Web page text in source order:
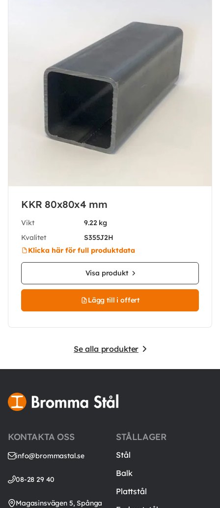
KKR 80x80x4 mm
Vikt
9.22 kg
Kvalitet
S355J2H
Klicka här för full produktdata
Visa produkt
Lägg till i offert
Se alla produkter
KONTAKTA OSS
info@brommastal.se
08-28 29 40
Magasinsvägen 5, Spånga
STÅLLAGER
Stål
Balk
Plattstål